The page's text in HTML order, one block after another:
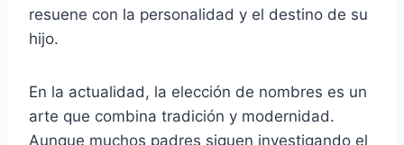
resuene con la personalidad y el destino de su
hijo.
En la actualidad, la elección de nombres es un
arte que combina tradición y modernidad.
Aunque muchos padres siguen investigando el